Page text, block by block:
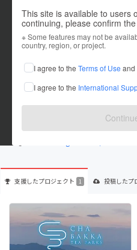
This site is available to users
continuing, please confirm
※ Some features may not be
country, region, or project.
I agree to the Terms of Use and
I agree to the International
これまでに1回支援して1件のプ
在住国：日本 現在地：福岡県
出身国：日本 出身地：福岡県
支援したプロジェクト 1 投稿したプ